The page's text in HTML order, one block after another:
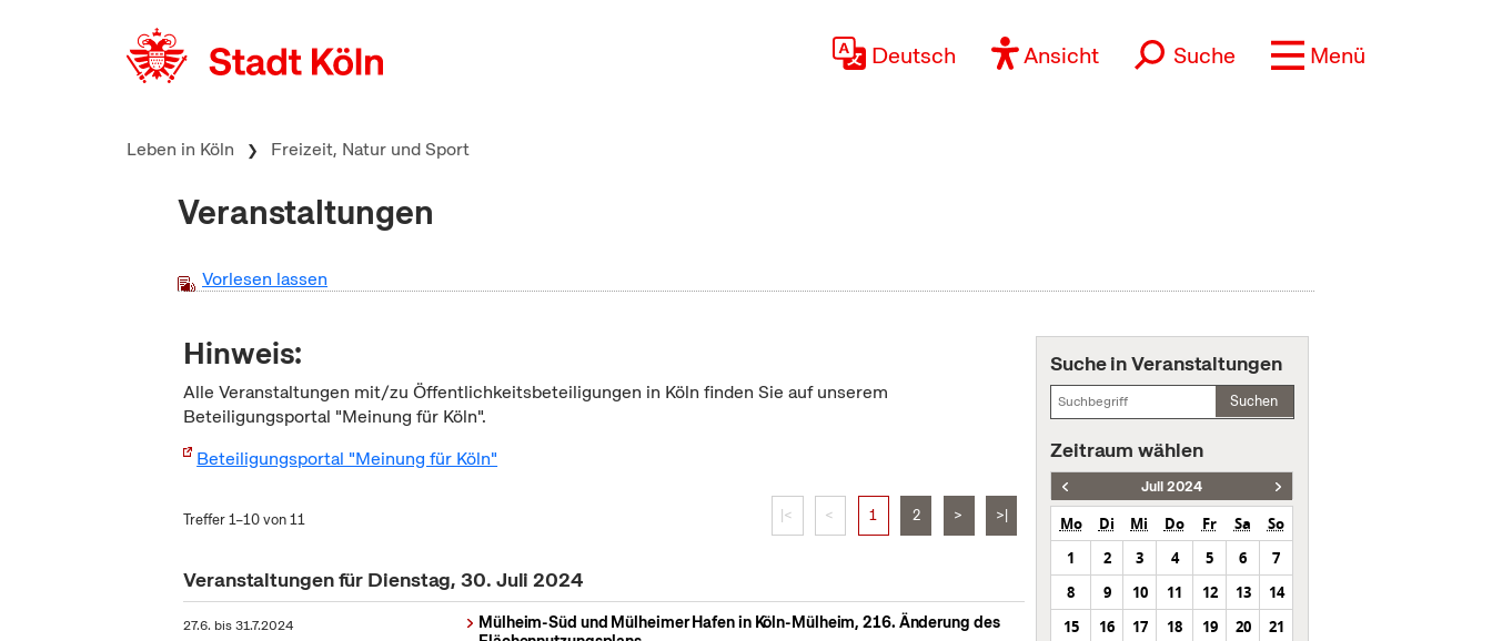
Deutsch Ansicht Suche Menü
Leben in Köln Freizeit, Natur und Sport
Veranstaltungen
Vorlesen lassen
Hinweis:
Alle Veranstaltungen mit/zu Öffentlichkeitsbeteiligungen in Köln finden Sie auf unserem
Beteiligungsportal "Meinung für Köln".
Beteiligungsportal "Meinung für Köln"
Treffer 1–10 von 11 |< < 1 2 > >|
Veranstaltungen für Dienstag, 30. Juli 2024
27.6. bis31.7.2024
Mülheim-Süd und Mülheimer Hafen in Köln-Mülheim, 216. Änderung des
Suche in Veranstaltungen
Suchen
Zeitraum wählen
Juli 2024
Mo Di Mi Do Fr Sa
So
1
2 3 4 5 6
7
8
9 10 11 12 13
14
15
16 17 18 19 20
21